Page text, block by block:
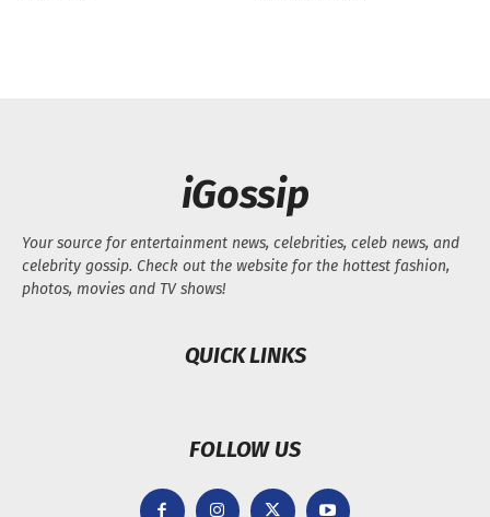
iGossip
Your source for entertainment news, celebrities, celeb news, and
celebrity gossip. Check out the website for the hottest fashion,
photos, movies and TV shows!
QUICK LINKS
FOLLOW US